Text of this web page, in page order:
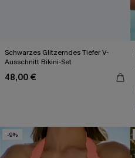
Schwarzes Glitzerndes Tiefer V-
Ausschnitt Bikini-Set
48,00 €
-9%